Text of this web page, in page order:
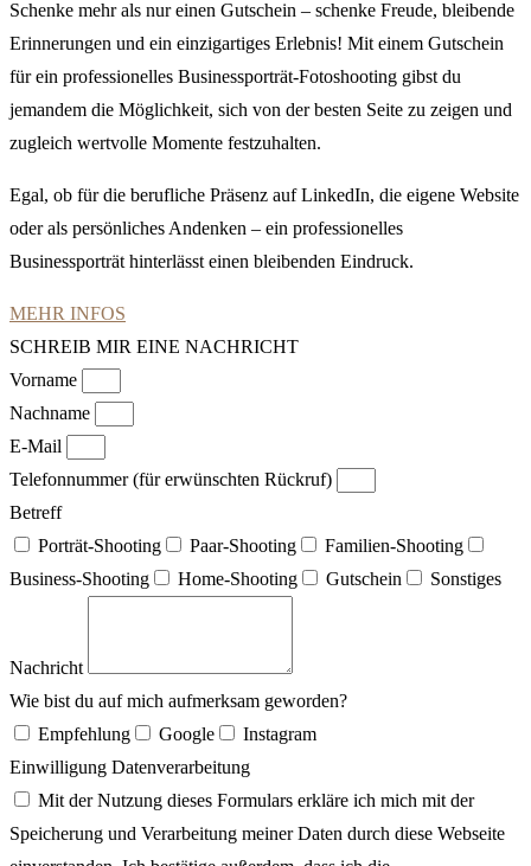
Schenke mehr als nur einen Gutschein – schenke Freude, bleibende
Erinnerungen und ein einzigartiges Erlebnis! Mit einem Gutschein
für ein professionelles Businessporträt-Fotoshooting gibst du
jemandem die Möglichkeit, sich von der besten Seite zu zeigen und
zugleich wertvolle Momente festzuhalten.
Egal, ob für die berufliche Präsenz auf LinkedIn, die eigene Website
oder als persönliches Andenken – ein professionelles
Businessporträt hinterlässt einen bleibenden Eindruck.
MEHR INFOS
SCHREIB MIR EINE NACHRICHT
Vorname
Nachname
E-Mail
Telefonnummer (für erwünschten Rückruf)
Betreff
Porträt-Shooting
Paar-Shooting
Familien-Shooting
Business-Shooting
Home-Shooting Gutschein Sonstiges
Nachricht
Wie bist du auf mich aufmerksam geworden?
Empfehlung
Google
Instagram
Einwilligung Datenverarbeitung
Mit der Nutzung dieses Formulars erkläre ich mich mit der
Speicherung und Verarbeitung meiner Daten durch diese Webseite